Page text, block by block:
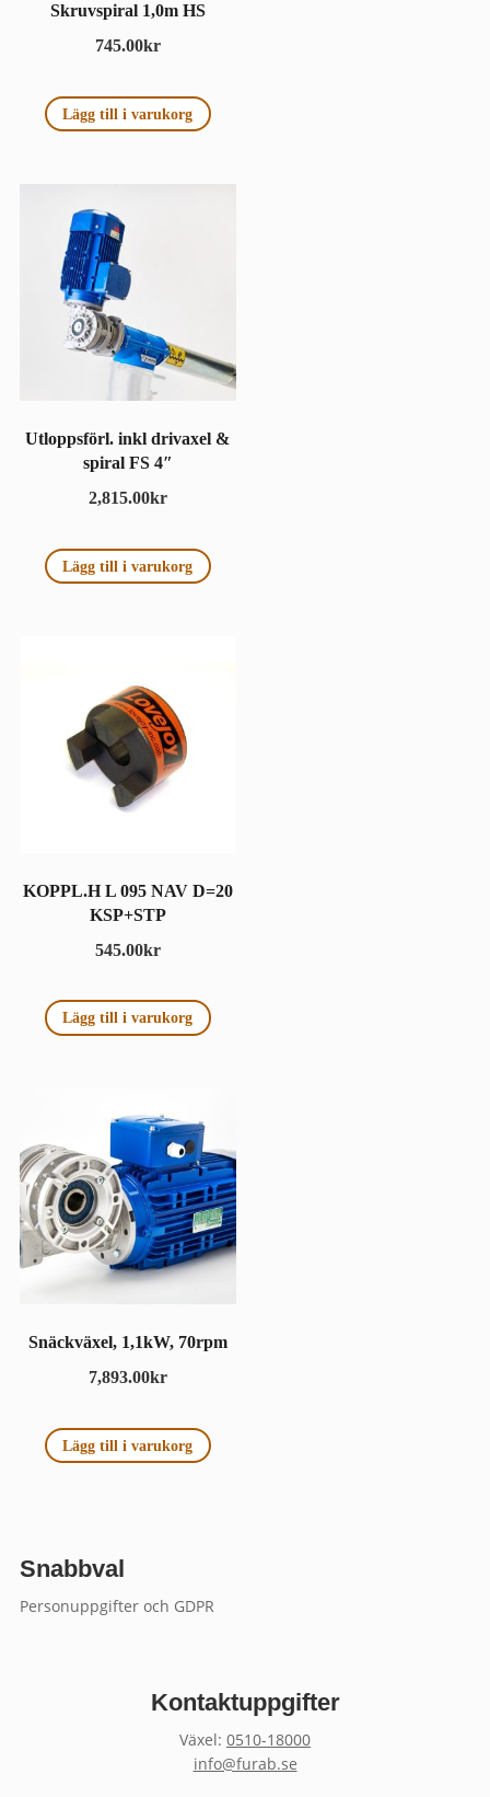
Skruvspiral 1,0m HS
745.00kr
Lägg till i varukorg
Utloppsförl. inkl drivaxel &
spiral FS 4″
2,815.00kr
Lägg till i varukorg
KOPPL.H L 095 NAV D=20
KSP+STP
545.00kr
Lägg till i varukorg
Snäckväxel, 1,1kW, 70rpm
7,893.00kr
Lägg till i varukorg
Snabbval
Personuppgifter och GDPR
Kontaktuppgifter
Växel: 0510-18000
info@furab.se